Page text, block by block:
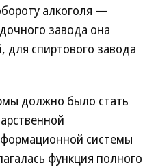
алкоголя —
завода она
для спиртового завода
должно было стать
системы
функция полного